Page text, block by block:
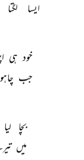
ایسا
لگتا
خود ہی
جب
بچا لیا
میں